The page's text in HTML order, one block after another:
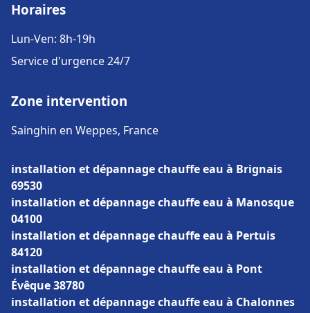
Horaires
Lun-Ven: 8h-19h
Service d'urgence 24/7
Zone intervention
Sainghin en Weppes, France
installation et dépannage chauffe eau à Brignais
69530
installation et dépannage chauffe eau à Manosque
04100
installation et dépannage chauffe eau à Pertuis
84120
installation et dépannage chauffe eau à Pont
Évêque 38780
installation et dépannage chauffe eau à Chalonnes